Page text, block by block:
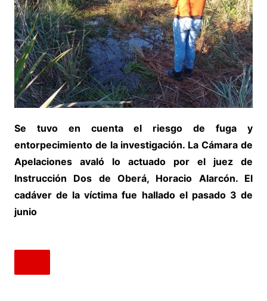
Se tuvo en cuenta el riesgo de fuga y
entorpecimiento de la investigación. La Cámara de
Apelaciones avaló lo actuado por el juez de
Instrucción Dos de Oberá, Horacio Alarcón. El
cadáver de la víctima fue hallado el pasado 3 de
junio